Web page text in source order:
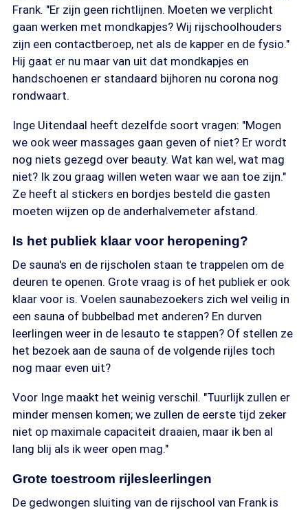
Frank. "Er zijn geen richtlijnen. Moeten we verplicht
gaan werken met mondkapjes? Wij rijschoolhouders
zijn een contactberoep, net als de kapper en de fysio."
Hij gaat er nu maar van uit dat mondkapjes en
handschoenen er standaard bijhoren nu corona nog
rondwaart.
Inge Uitendaal heeft dezelfde soort vragen: "Mogen
we ook weer massages gaan geven of niet? Er wordt
nog niets gezegd over beauty. Wat kan wel, wat mag
niet? Ik zou graag willen weten waar we aan toe zijn."
Ze heeft al stickers en bordjes besteld die gasten
moeten wijzen op de anderhalvemeter afstand.
Is het publiek klaar voor heropening?
De sauna's en de rijscholen staan te trappelen om de
deuren te openen. Grote vraag is of het publiek er ook
klaar voor is. Voelen saunabezoekers zich wel veilig in
een sauna of bubbelbad met anderen? En durven
leerlingen weer in de lesauto te stappen? Of stellen ze
het bezoek aan de sauna of de volgende rijles toch
nog maar even uit?
Voor Inge maakt het weinig verschil. "Tuurlijk zullen er
minder mensen komen; we zullen de eerste tijd zeker
niet op maximale capaciteit draaien, maar ik ben al
lang blij als ik weer open mag."
Grote toestroom rijlesleerlingen
De gedwongen sluiting van de rijschool van Frank is